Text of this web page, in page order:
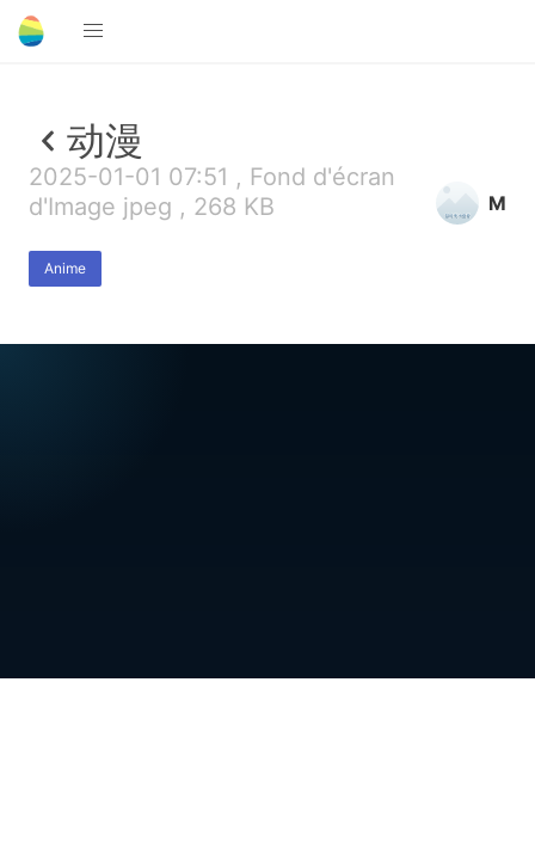
动漫
2025-01-01 07:51 , Fond d'écran
d'Image jpeg , 268 KB
Anime
M